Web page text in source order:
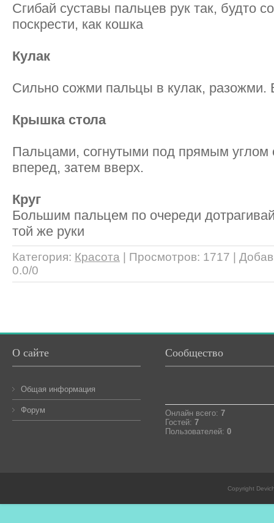
Сгибай суставы пальцев рук так, будто
поскрести, как кошка
Кулак
Сильно сожми пальцы в кулак, разожми.
Крышка стола
Пальцами, согнутыми под прямым углом
вперед, затем вверх.
Круг
Большим пальцем по очереди
той же руки
Категория: Красота Просмотров: 1717 |
0.0/0
О сайте
Общая информация
Форум
Сообщество
Онлайн всего: 7
Гостей: 7
Пользователей: 0
Copyright